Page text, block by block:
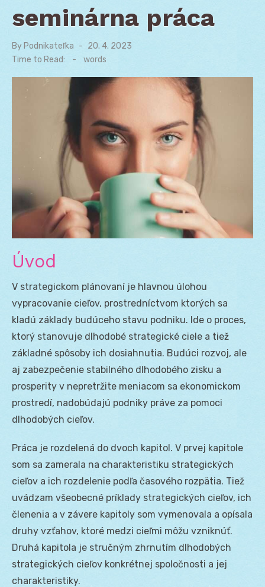
seminárna práca
By Podnikateľka
Posted
on
20. 4. 2023
Time to Read:
- words
Úvod
V strategickom plánovaní je hlavnou úlohou
vypracovanie cieľov, prostredníctvom ktorých sa
kladú základy budúceho stavu podniku. Ide o proces,
ktorý stanovuje dlhodobé strategické ciele a tiež
základné spôsoby ich dosiahnutia. Budúci rozvoj, ale
aj zabezpečenie stabilného dlhodobého zisku a
prosperity v nepretržite meniacom sa ekonomickom
prostredí, nadobúdajú podniky práve za pomoci
dlhodobých cieľov.
Práca je rozdelená do dvoch kapitol. V prvej kapitole
som sa zamerala na charakteristiku strategických
cieľov a ich rozdelenie podľa časového rozpätia. Tiež
uvádzam všeobecné príklady strategických cieľov, ich
členenia a v závere kapitoly som vymenovala a opísala
druhy vzťahov, ktoré medzi cieľmi môžu vzniknúť.
Druhá kapitola je stručným zhrnutím dlhodobých
strategických cieľov konkrétnej spoločnosti a jej
charakteristiky.